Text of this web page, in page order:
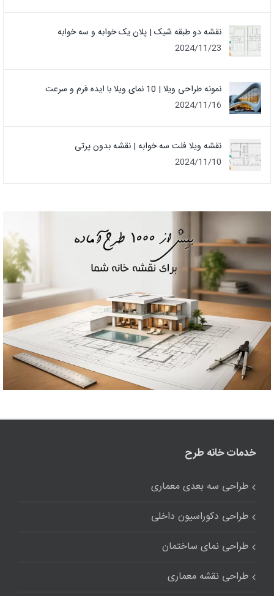
نقشه دو طبقه شیک | پلان یک خوابه و سه خوابه
2024/11/23
نمونه طراحی ویلا | 10 نمای ویلا با ایده فرم و سرعت
2024/11/16
نقشه ویلا فلت سه خوابه | نقشه بدون پرتی
2024/11/10
خدمات خانه طرح
طراحی سه بعدی معماری
طراحی دکوراسیون داخلی
طراحی نمای ساختمان
طراحی نقشه معماری